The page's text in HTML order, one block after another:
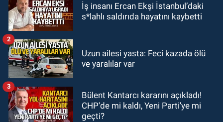
09:52Karabük'te kaza yaptılar: 7
GÜNDEM
09:43 Arkadaşlıklar & Dostluklar
00:40Merve Kır Müftüoğlu
Anadolu’yu karış karış geziyor, yeni
İş insanı Ercan Ekşi İstanbul’daki
s*lahlı saldırıda hayatını kaybetti
Uzun ailesi yasta: Feci kazada ölü
ve yaralılar var
2
Bülent Kantarcı kararını açıkladı!
CHP'de mi kaldı, Yeni Parti'ye mi
geçti?
3